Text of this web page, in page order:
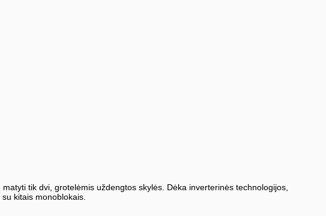
tik dvi, grotelėmis uždengtos skylės. Dėka inverterinės technologijos,
kitais monoblokais.